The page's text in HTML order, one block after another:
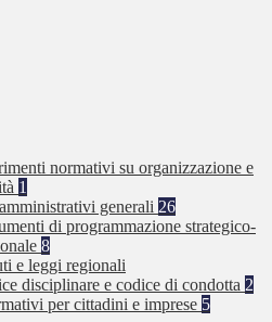
normativi su organizzazione e
1
generali 26
di programmazione strategico-
8
e leggi regionali
disciplinare e codice di condotta 2
per cittadini e imprese 5